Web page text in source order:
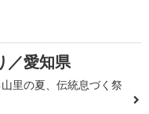
／愛知県
里の夏、伝統息づく祭